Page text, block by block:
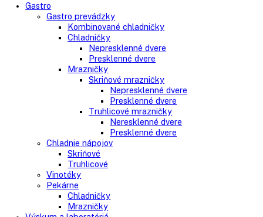
Klasické chladničky
Stolové chladničky
Americké chladničky
Chladnička na víno
Humidory
Gastro prevádzky
Kombinované chladničky
Chladničky
Nepresklenné dvere
Presklenné dvere
Mrazničky
Skriňové mrazničky
Truhlicové mrazničky